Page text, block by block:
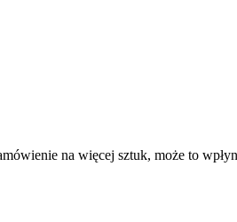
na więcej sztuk, może to